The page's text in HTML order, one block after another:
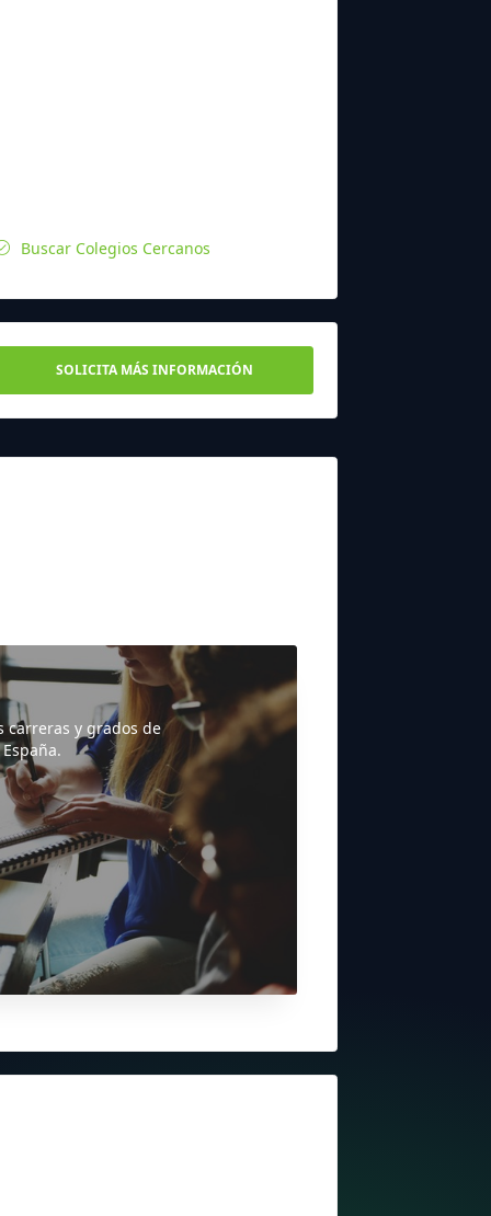
Buscar Colegios Cercanos
SOLICITA MÁS INFORMACIÓN
carreras y grados de